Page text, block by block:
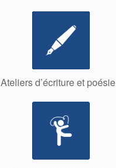
Ateliers d’écriture et poésie